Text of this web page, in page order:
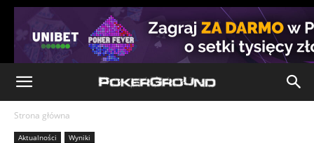
Strona główna
Aktualności Wyniki